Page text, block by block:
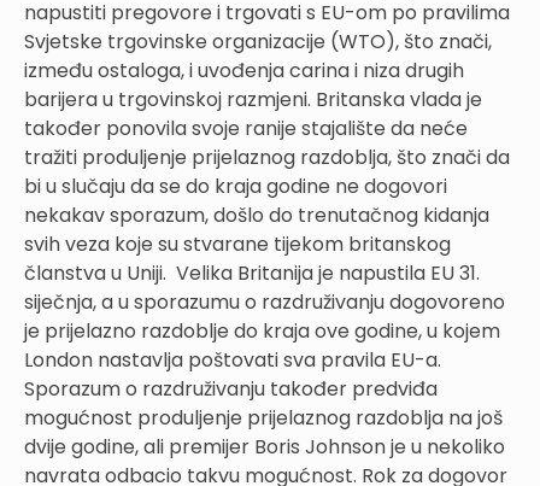
napustiti pregovore i trgovati s EU-om po pravilima
Svjetske trgovinske organizacije (WTO), što znači,
između ostaloga, i uvođenja carina i niza drugih
barijera u trgovinskoj razmjeni. Britanska vlada je
također ponovila svoje ranije stajalište da neće
tražiti produljenje prijelaznog razdoblja, što znači da
bi u slučaju da se do kraja godine ne dogovori
nekakav sporazum, došlo do trenutačnog kidanja
svih veza koje su stvarane tijekom britanskog
članstva u Uniji. Velika Britanija je napustila EU 31.
siječnja, a u sporazumu o razdruživanju dogovoreno
je prijelazno razdoblje do kraja ove godine, u kojem
London nastavlja poštovati sva pravila EU-a.
Sporazum o razdruživanju također predviđa
mogućnost produljenje prijelaznog razdoblja na još
dvije godine, ali premijer Boris Johnson je u nekoliko
navrata odbacio takvu mogućnost. Rok za dogovor